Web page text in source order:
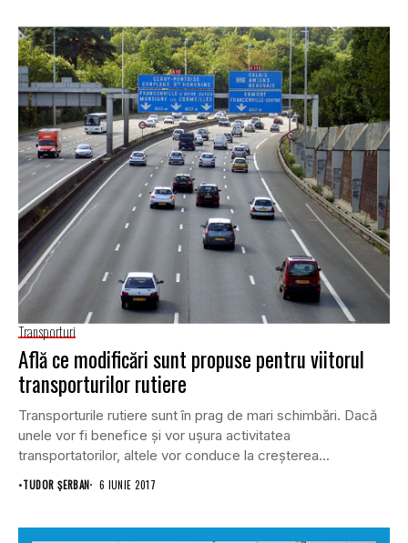
Transporturi
Află ce modificări sunt propuse pentru viitorul
transporturilor rutiere
Transporturile rutiere sunt în prag de mari schimbări. Dacă
unele vor fi benefice și vor ușura activitatea
transportatorilor, altele vor conduce la creșterea...
•TUDOR ȘERBAN 6 IUNIE 2017